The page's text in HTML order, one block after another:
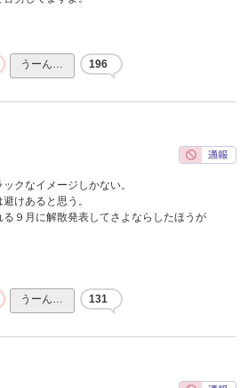
うーん… 196
クなイメージしかない。
けあると思う。
る９月に解散発表してさよならしたほうが
うーん… 131